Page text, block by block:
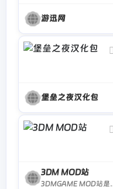
游迅网
堡垒之夜汉化包
3DM MOD站
3DMGAME MOD站是国内首家专业化分